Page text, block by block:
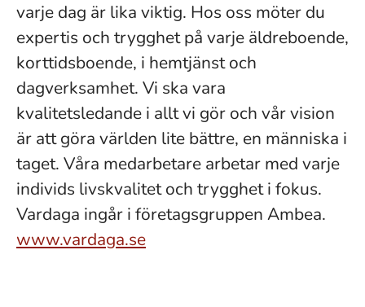
varje dag är lika viktig. Hos oss möter du
expertis och trygghet på varje äldreboende,
korttidsboende, i hemtjänst och
dagverksamhet. Vi ska vara
kvalitetsledande i allt vi gör och vår vision
är att göra världen lite bättre, en människa i
taget. Våra medarbetare arbetar med varje
individs livskvalitet och trygghet i fokus.
Vardaga ingår i företagsgruppen Ambea.
www.vardaga.se